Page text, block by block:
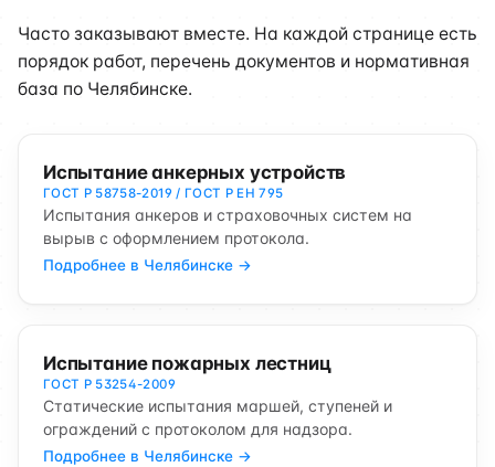
Часто заказывают вместе. На каждой странице есть
порядок работ, перечень документов и нормативная
база по Челябинске.
Испытание анкерных устройств
ГОСТ Р 58758-2019 / ГОСТ Р ЕН 795
Испытания анкеров и страховочных систем на
вырыв с оформлением протокола.
Подробнее в Челябинске →
Испытание пожарных лестниц
ГОСТ Р 53254-2009
Статические испытания маршей, ступеней и
ограждений с протоколом для надзора.
Подробнее в Челябинске →